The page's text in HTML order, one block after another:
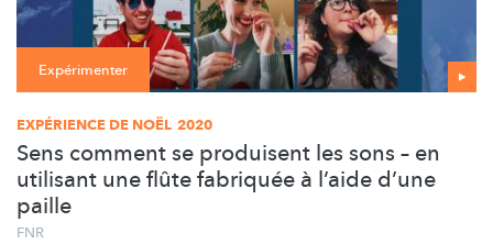
Expérimenter
EXPÉRIENCE DE NOËL 2020
Sens comment se produisent les sons – en
utilisant une flûte fabriquée à l’aide d’une
paille
FNR